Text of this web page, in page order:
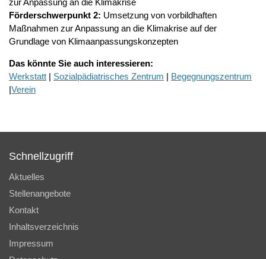
Förderschwerpunkt 2: Umsetzung von vorbildhaften
Maßnahmen zur Anpassung an die Klimakrise auf der
Grundlage von Klimaanpassungskonzepten
Das könnte Sie auch interessieren:
Werkstatt | Sozialpädiatrisches Zentrum | Begegnungszentrum
|Verein
Schnellzugriff
Aktuelles
Stellenangebote
Kontakt
Inhaltsverzeichnis
Impressum